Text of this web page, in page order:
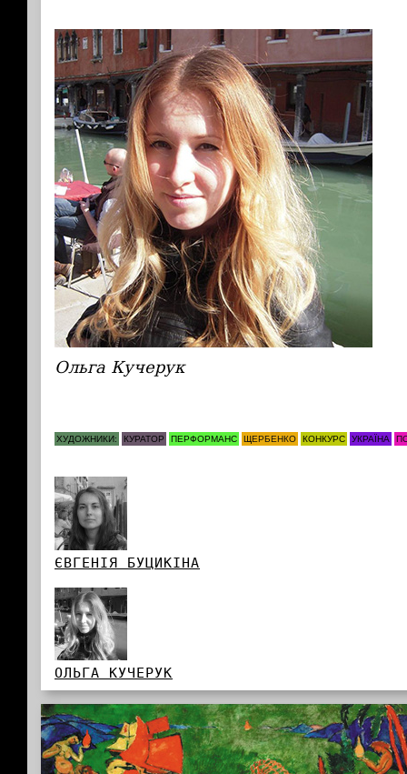
Ольга Кучерук
ХУДОЖНИКИ: КУРАТОР ПЕРФОРМАНС ЩЕРБЕНКО КОНКУРС УКРАЇНА
ЄВГЕНІЯ БУЦИКІНА
ОЛЬГА КУЧЕРУК